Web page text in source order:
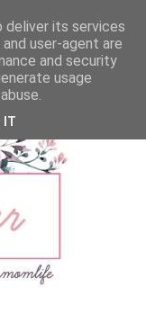
deliver its services
user-agent are
and security
usage
IT